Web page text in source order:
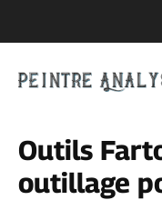
Outils
outillage